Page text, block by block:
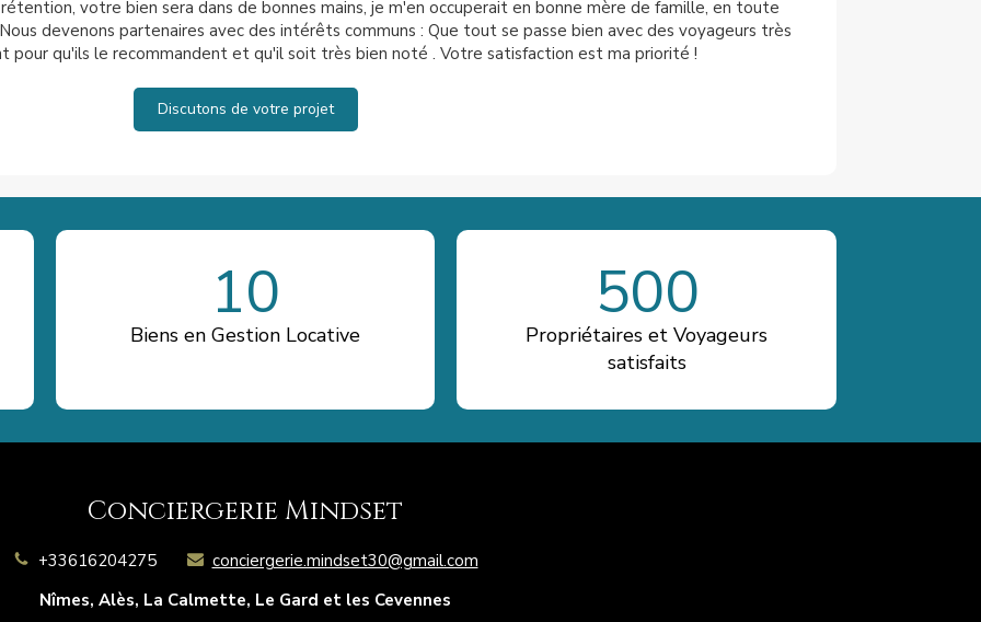
votre bien sera dans de bonnes mains, je m'en occuperait en bonne mère de famille, en toute
devenons partenaires avec des intérêts communs : Que tout se passe bien avec des voyageurs très
qu'ils le recommandent et qu'il soit très bien noté . Votre satisfaction est ma priorité !
Discutons de votre projet
10
Biens en Gestion Locative
500
Propriétaires et Voyageurs
satisfaits
Conciergerie Mindset
+33616204275
conciergerie.mindset30@gmail.com
Nîmes, Alès, La Calmette, Le Gard et les Cevennes